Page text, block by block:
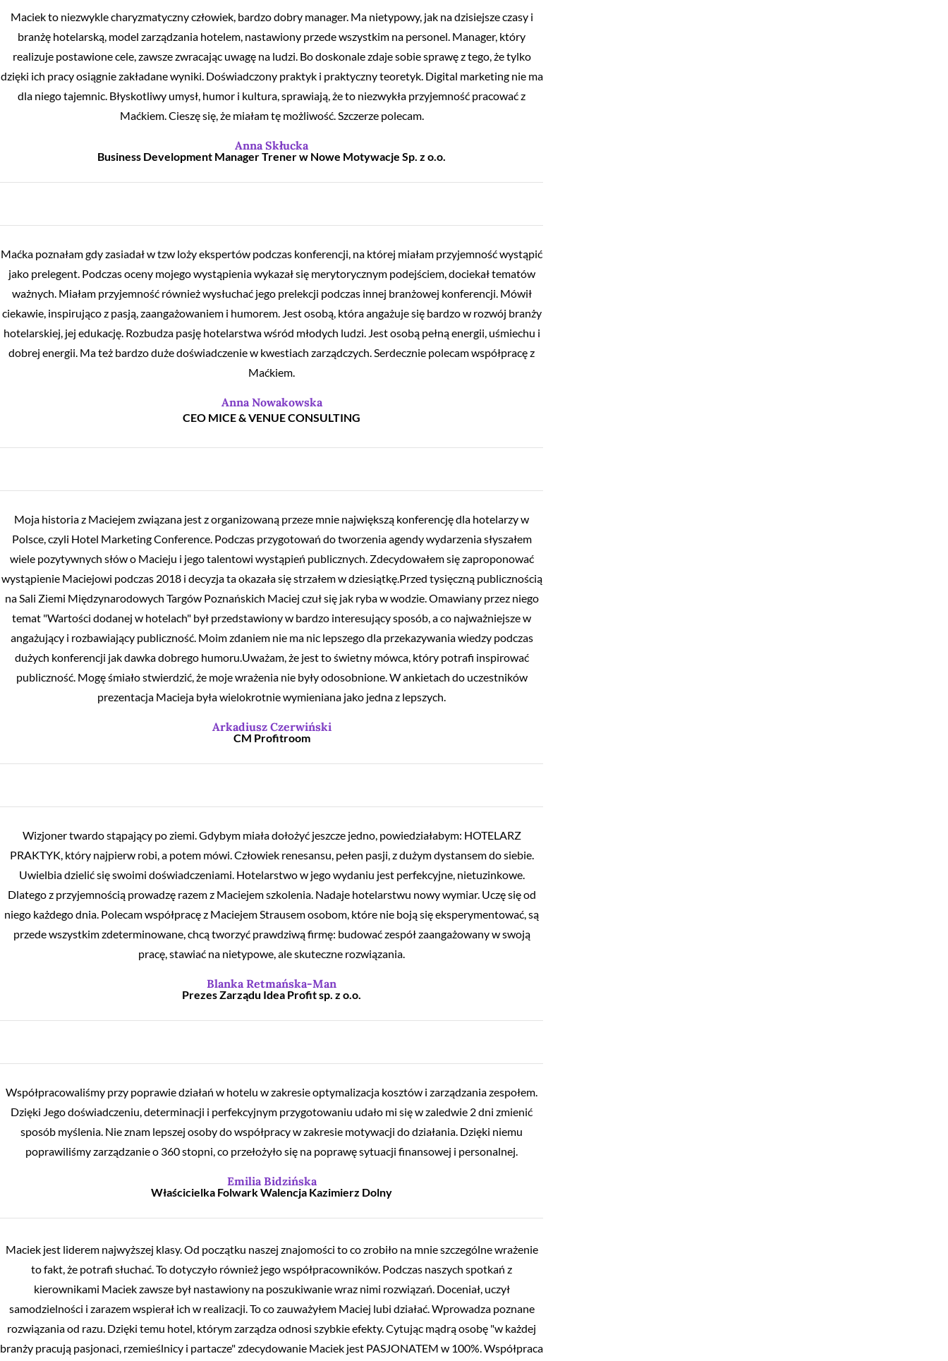
Maciek to niezwykle charyzmatyczny człowiek, bardzo dobry manager. Ma nietypowy, jak na dzisiejsze czasy i
branżę hotelarską, model zarządzania hotelem, nastawiony przede wszystkim na personel. Manager, który
realizuje postawione cele, zawsze zwracając uwagę na ludzi. Bo doskonale zdaje sobie sprawę z tego, że tylko
dzięki ich pracy osiągnie zakładane wyniki. Doświadczony praktyk i praktyczny teoretyk. Digital marketing nie ma
dla niego tajemnic. Błyskotliwy umysł, humor i kultura, sprawiają, że to niezwykła przyjemność pracować z
Maćkiem. Cieszę się, że miałam tę możliwość. Szczerze polecam.
Anna Skłucka
Business Development Manager Trener w Nowe Motywacje Sp. z o.o.
Maćka poznałam gdy zasiadał w tzw loży ekspertów podczas konferencji, na której miałam przyjemność wystąpić
jako prelegent. Podczas oceny mojego wystąpienia wykazał się merytorycznym podejściem, dociekał tematów
ważnych. Miałam przyjemność również wysłuchać jego prelekcji podczas innej branżowej konferencji. Mówił
ciekawie, inspirująco z pasją, zaangażowaniem i humorem. Jest osobą, która angażuje się bardzo w rozwój branży
hotelarskiej, jej edukację. Rozbudza pasję hotelarstwa wśród młodych ludzi. Jest osobą pełną energii, uśmiechu i
dobrej energii. Ma też bardzo duże doświadczenie w kwestiach zarządczych. Serdecznie polecam współpracę z
Maćkiem.
Anna Nowakowska
CEO MICE & VENUE CONSULTING
Moja historia z Maciejem związana jest z organizowaną przeze mnie największą konferencję dla hotelarzy w
Polsce, czyli Hotel Marketing Conference. Podczas przygotowań do tworzenia agendy wydarzenia słyszałem
wiele pozytywnych słów o Macieju i jego talentowi wystąpień publicznych. Zdecydowałem się zaproponować
wystąpienie Maciejowi podczas 2018 i decyzja ta okazała się strzałem w dziesiątkę.Przed tysięczną publicznością
na Sali Ziemi Międzynarodowych Targów Poznańskich Maciej czuł się jak ryba w wodzie. Omawiany przez niego
temat "Wartości dodanej w hotelach" był przedstawiony w bardzo interesujący sposób, a co najważniejsze w
angażujący i rozbawiający publiczność. Moim zdaniem nie ma nic lepszego dla przekazywania wiedzy podczas
dużych konferencji jak dawka dobrego humoru.Uważam, że jest to świetny mówca, który potrafi inspirować
publiczność. Mogę śmiało stwierdzić, że moje wrażenia nie były odosobnione. W ankietach do uczestników
prezentacja Macieja była wielokrotnie wymieniana jako jedna z lepszych.
Arkadiusz Czerwiński
CM Profitroom
Wizjoner twardo stąpający po ziemi. Gdybym miała dołożyć jeszcze jedno, powiedziałabym: HOTELARZ
PRAKTYK, który najpierw robi, a potem mówi. Człowiek renesansu, pełen pasji, z dużym dystansem do siebie.
Uwielbia dzielić się swoimi doświadczeniami. Hotelarstwo w jego wydaniu jest perfekcyjne, nietuzinkowe.
Dlatego z przyjemnością prowadzę razem z Maciejem szkolenia. Nadaje hotelarstwu nowy wymiar. Uczę się od
niego każdego dnia. Polecam współpracę z Maciejem Strausem osobom, które nie boją się eksperymentować, są
przede wszystkim zdeterminowane, chcą tworzyć prawdziwą firmę: budować zespół zaangażowany w swoją
pracę, stawiać na nietypowe, ale skuteczne rozwiązania.
Blanka Retmańska-Man
Prezes Zarządu Idea Profit sp. z o.o.
Współpracowaliśmy przy poprawie działań w hotelu w zakresie optymalizacja kosztów i zarządzania zespołem.
Dzięki Jego doświadczeniu, determinacji i perfekcyjnym przygotowaniu udało mi się w zaledwie 2 dni zmienić
sposób myślenia. Nie znam lepszej osoby do współpracy w zakresie motywacji do działania. Dzięki niemu
poprawiliśmy zarządzanie o 360 stopni, co przełożyło się na poprawę sytuacji finansowej i personalnej.
Emilia Bidzińska
Właścicielka Folwark Walencja Kazimierz Dolny
Maciek jest liderem najwyższej klasy. Od początku naszej znajomości to co zrobiło na mnie szczególne wrażenie
to fakt, że potrafi słuchać. To dotyczyło również jego współpracowników. Podczas naszych spotkań z
kierownikami Maciek zawsze był nastawiony na poszukiwanie wraz nimi rozwiązań. Doceniał, uczył
samodzielności i zarazem wspierał ich w realizacji. To co zauważyłem Maciej lubi działać. Wprowadza poznane
rozwiązania od razu. Dzięki temu hotel, którym zarządza odnosi szybkie efekty. Cytując mądrą osobę "w każdej
branży pracują pasjonaci, rzemieślnicy i partacze" zdecydowanie Maciek jest PASJONATEM w 100%. Współpraca